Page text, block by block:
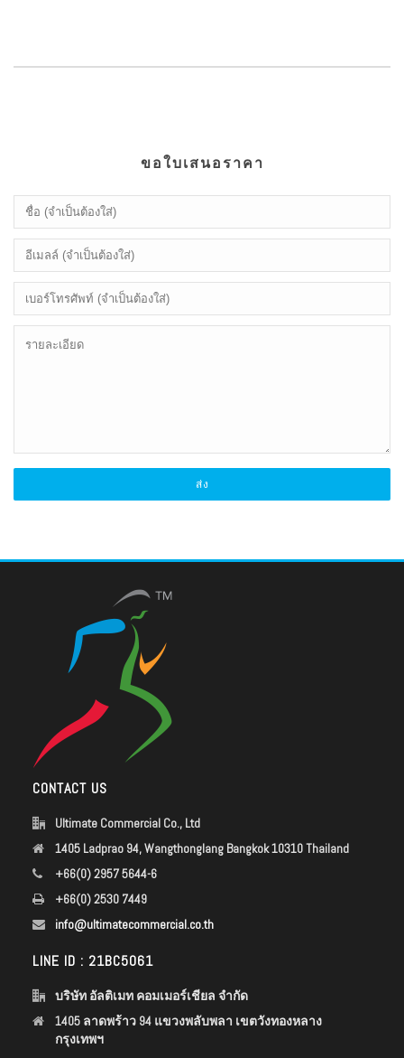
ขอใบเสนอราคา
CONTACT US
Ultimate Commercial Co., Ltd
1405 Ladprao 94, Wangthonglang Bangkok 10310 Thailand
+66(0) 2957 5644-6
+66(0) 2530 7449
info@ultimatecommercial.co.th
LINE ID : 21BC5061
บริษัท อัลติเมท คอมเมอร์เชียล จำกัด
1405 ลาดพร้าว 94 แขวงพลับพลา เขตวังทองหลาง
กรุงเทพฯ